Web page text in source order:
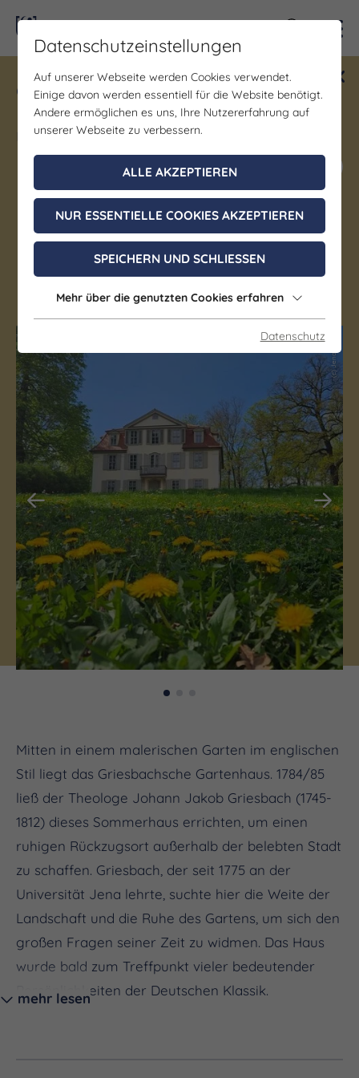
Gewinne ein Blind Date mit Saale-
Unstrut! Teilnahme vom 1.7. - 18.12.
möglich.
Jetzt mitmachen
Griesbachsches Gartenhaus
Jena
(c) JenaKultur
(c) JenaKultur
Mitten in einem malerischen Garten im englischen
Stil liegt das Griesbachsche Gartenhaus. 1784/85
ließ der Theologe Johann Jakob Griesbach (1745-
1812) dieses Sommerhaus errichten, um einen
ruhigen Rückzugsort außerhalb der belebten Stadt
zu schaffen. Griesbach, der seit 1775 an der
Universität Jena lehrte, suchte hier die Weite der
Landschaft und die Ruhe des Gartens, um sich den
großen Fragen seiner Zeit zu widmen. Das Haus
wurde bald zum Treffpunkt vieler bedeutender
Persönlichkeiten der Deutschen Klassik.
mehr lesen
Datenschutzeinstellungen
Auf unserer Webseite werden Cookies verwendet.
Einige davon werden essentiell für die Website benötigt.
Andere ermöglichen es uns, Ihre Nutzererfahrung auf
unserer Webseite zu verbessern.
ALLE AKZEPTIEREN
NUR ESSENTIELLE COOKIES AKZEPTIEREN
SPEICHERN UND SCHLIESSEN
Mehr über die genutzten Cookies erfahren
Datenschutz